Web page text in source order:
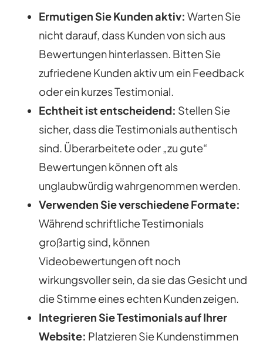
Ermutigen Sie Kunden aktiv: Warten Sie
nicht darauf, dass Kunden von sich aus
Bewertungen hinterlassen. Bitten Sie
zufriedene Kunden aktiv um ein Feedback
oder ein kurzes Testimonial.
Echtheit ist entscheidend: Stellen Sie
sicher, dass die Testimonials authentisch
sind. Überarbeitete oder „zu gute“
Bewertungen können oft als
unglaubwürdig wahrgenommen werden.
Verwenden Sie verschiedene Formate:
Während schriftliche Testimonials
großartig sind, können
Videobewertungen oft noch
wirkungsvoller sein, da sie das Gesicht und
die Stimme eines echten Kunden zeigen.
Integrieren Sie Testimonials auf Ihrer
Website: Platzieren Sie Kundenstimmen